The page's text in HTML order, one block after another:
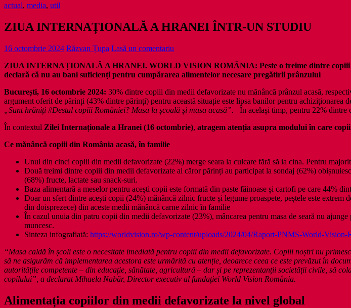
actual, media, util
ZIUA INTERNAȚIONALĂ A HRANEI ÎNTR-UN STUDIU
16 octombrie 2024 Răzvan Țupa Lasă un comentariu
ZIUA INTERNAȚIONALĂ A HRANEI. WORLD VISION ROMÂNIA: Peste o treime dintre copiii
declară că nu au bani suficienți pentru cumpărarea alimentelor necesare pregătirii prânzului
București, 16 octombrie 2024: 30% dintre copiii din medii defavorizate nu mănâncă prânzul acasă,
argument oferit de părinți (43% dintre părinți) pentru această situație este lipsa banilor pentru
„Sunt hrăniți #Destul copiii României? Masa la școală și masa acasă”.
În același timp, pentru 22% dintre
În contextul Zilei Internaționale a Hranei (16 octombrie), atragem atenția asupra modului în care
Ce mănâncă copiii din România acasă, în familie
Unul din cinci copiii din medii defavorizate (22%) merge seara la culcare fără să ia cina. Pentru
Două treimi dintre copiii din medii defavorizate ai căror părinți au participat la sondaj (62%)
(68%) fructe, lactate sau snack-suri.
Baza alimentară a meselor pentru acești copii este formată din paste făinoase și cartofi pe care 44%
Doar un sfert dintre acești copii (24%) mănâncă zilnic fructe și legume proaspete, peștele este
din doisprezece) din aceste medii mănâncă carne zilnic în familie
În cazul unuia din patru copii din medii defavorizate (23%), mâncarea pentru masa de seară nu
muncesc.
Sinteza infografiată: https://worldvision.ro/wp-content/uploads/2024/04/Raport-PNMS-World-Vision-
“Masa caldă în școli este o necesitate imediată pentru copiii din medii defavorizate. Copiii noștri nu
să ne asigurăm că implementarea acestora este urmărită cu atenție, deoarece ceea ce este prevăzut în
autoritățile competente – din educație, sănătate, agricultură – dar și pe reprezentanții societății civile, să
copilului”, a declarat Mihaela Nabăr, Director executiv al fundației World Vision România.
Alimentația copiilor din medii defavorizate la nivel global